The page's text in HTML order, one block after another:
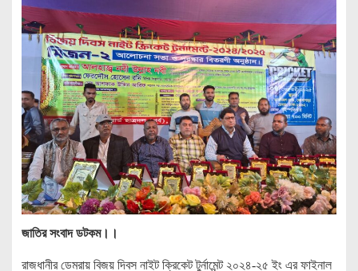
জাতির সংবাদ ডটকম।।
রাজধানীর ডেমরায় বিজয় দিবস নাইট ক্রিকেট টুর্নামেন্ট ২০২৪-২৫ ইং এর ফাইনাল